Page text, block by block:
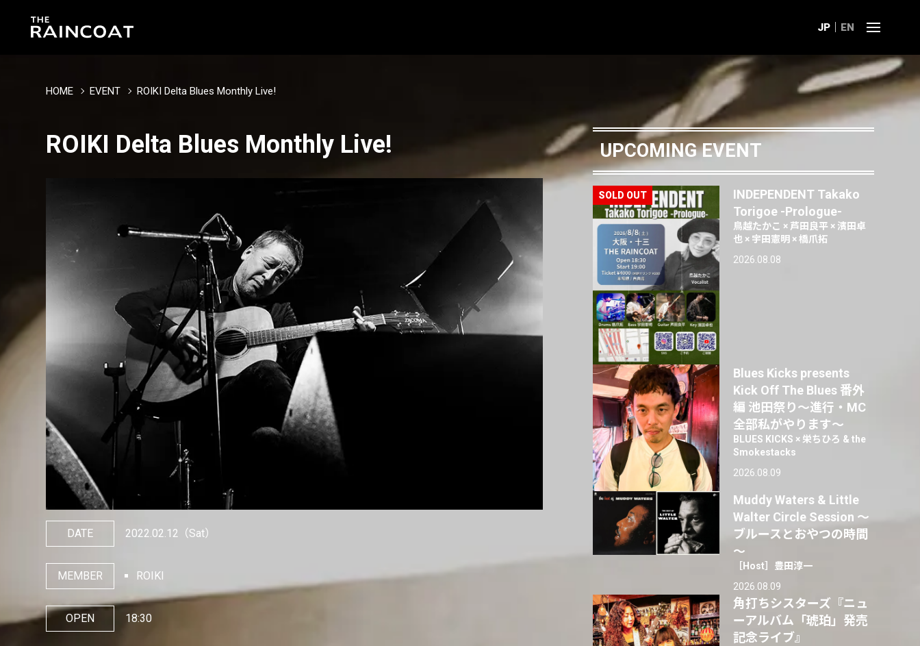
JP EN
HOME EVENT ROIKI Delta Blues Monthly Live!
ROIKI Delta Blues Monthly Live!
DATE 2022.02.12 （Sat）
MEMBER ROIKI
OPEN 18:30
UPCOMING EVENT
INDEPENDENT Takako
Torigoe -Prologue-
鳥越たかこ × 芦田良平 × 濱田卓
也 × 宇田憲明 × 橋爪拓
2026.08.08
Blues Kicks presents
Kick Off The Blues 番外
編 池田祭り〜進行・MC
全部私がやります〜
BLUES KICKS × 栄ちひろ & the
Smokestacks
2026.08.09
Muddy Waters & Little
Walter Circle Session ～
ブルースとおやつの時間
～
［Host］豊田淳一
2026.08.09
角打ちシスターズ『ニュ
ーアルバム「琥珀」発売
記念ライブ』